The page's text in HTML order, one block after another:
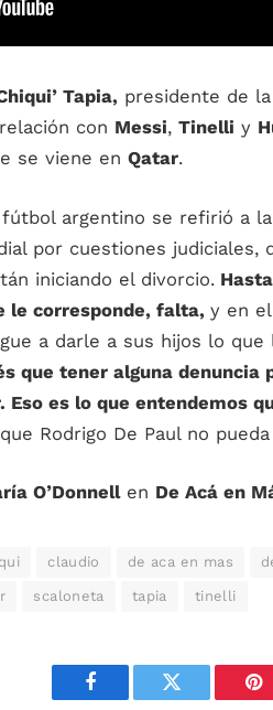
Tapia, presidente de
relación con Messi, Tinelli y
se viene en Qatar.
argentino se refirió a
por cuestiones judiciales,
iniciando el divorcio.
le corresponde, falta, y en
a darle a sus hijos lo que
que tener alguna denuncia
es lo que entendemos
Rodrigo De Paul no
O’Donnellen De Acá en
claudio de aca en mas
scaloneta tapia tinelli
Facebook Twitter